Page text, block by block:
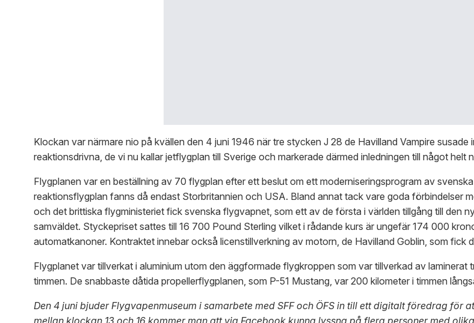
Klockan var närmare nio på kvällen den 4 juni 1946 när tre stycken J 28 de Havilland Vampire
reaktionsdrivna, de vi nu kallar jetflygplan till Sverige och markerade därmed inledningen till något helt
Flygplanen var en beställning av 70 flygplan efter ett beslut om ett moderniseringsprogram av
reaktionsflygplan fanns då endast Storbritannien och USA. Bland annat tack vare goda förbindelser
och det brittiska flygministeriet fick svenska flygvapnet, som ett av de första i världen tillgång till den
samväldet. Styckepriset sattes till 16 700 Pound Sterling vilket i rådande kurs är ungefär 174 000
automatkanoner. Kontraktet innebar också licenstillverkning av motorn, de Havilland Goblin, som fick
Flygplanet var tillverkat i aluminium utom den äggformade flygkroppen som var tillverkad av
timmen. De snabbaste dåtida propellerflygplanen, som P-51 Mustang, var 200 kilometer i timmen
Den 4 juni bjuder Flygvapenmuseum i samarbete med SFF och ÖFS in till ett digitalt föredrag